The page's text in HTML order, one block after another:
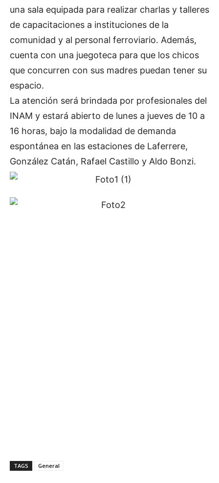
una sala equipada para realizar charlas y talleres
de capacitaciones a instituciones de la
comunidad y al personal ferroviario. Además,
cuenta con una juegoteca para que los chicos
que concurren con sus madres puedan tener su
espacio.
La atención será brindada por profesionales del
INAM y estará abierto de lunes a jueves de 10 a
16 horas, bajo la modalidad de demanda
espontánea en las estaciones de Laferrere,
González Catán, Rafael Castillo y Aldo Bonzi.
TAGS General